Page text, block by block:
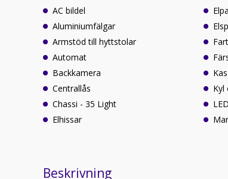
AC bildel
Aluminiumfälgar
Armstöd till hyttstolar
Automat
Backkamera
Centrallås
Chassi - 35 Light
Elhissar
Kyl
Beskrivning